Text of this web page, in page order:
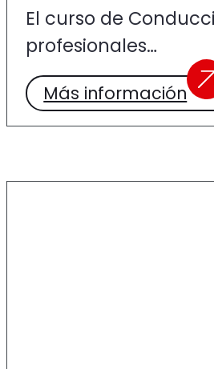
El curso de
profesionales…
Más información